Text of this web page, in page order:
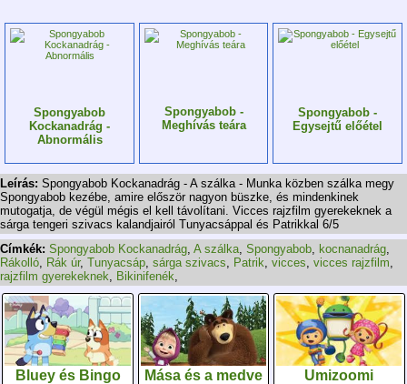
Spongyabob
Kockanadrág -
Abnormális
Spongyabob -
Meghívás teára
Spongyabob -
Egysejtű előétel
Leírás: Spongyabob Kockanadrág - A szálka - Munka közben szálka megy
Spongyabob kezébe, amire először nagyon büszke, és mindenkinek
mutogatja, de végül mégis el kell távolítani. Vicces rajzfilm gyerekeknek a
sárga tengeri szivacs kalandjairól Tunyacsáppal és Patrikkal 6/5
Címkék: Spongyabob Kockanadrág, A szálka, Spongyabob, kocnanadrág,
Rákolló, Rák úr, Tunyacsáp, sárga szivacs, Patrik, vicces, vicces rajzfilm,
rajzfilm gyerekeknek, Bikinifenék,
Bluey és Bingo Mása és a medve
Umizoomi